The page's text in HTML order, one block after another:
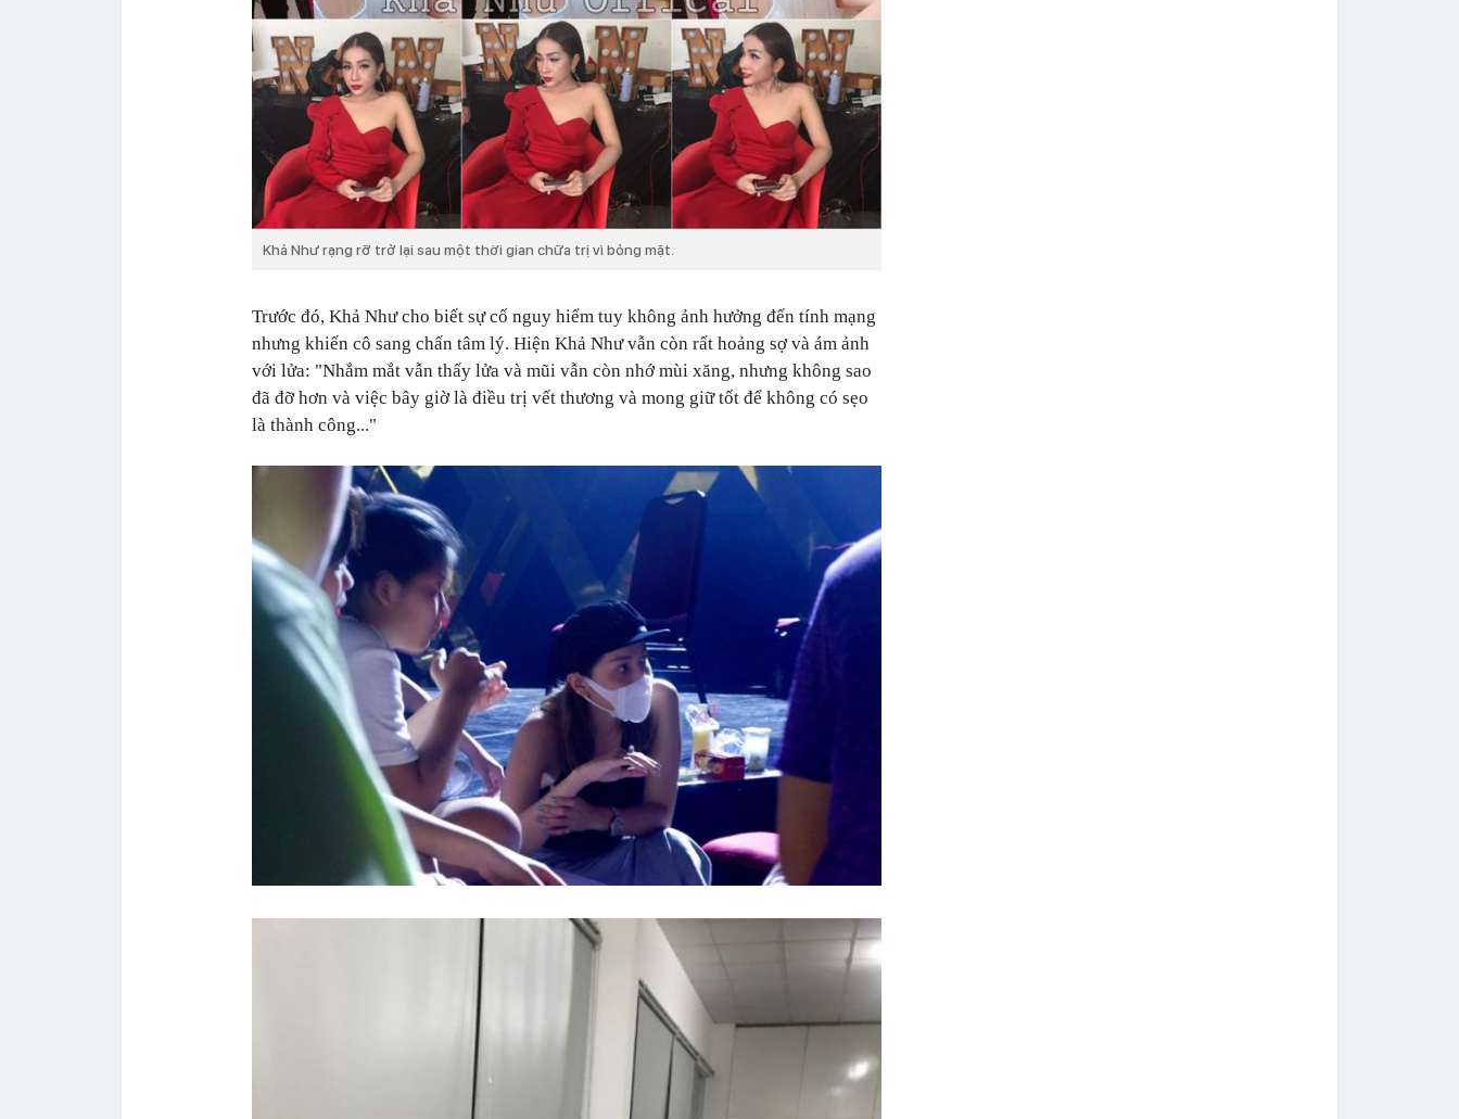
Khả Như rạng rỡ trở lại sau một thời gian chữa trị vì bỏng mặt.
Trước đó, Khả Như cho biết sựcố nguy hiểm tuy không ảnh hưởng đến tính mạng
nhưng khiến cô sang chấn tâm lý. Hiện Khả Như vẫn còn rất hoảng sợ và ám ảnh
với lửa: "Nhắm mắt vẫn thấy lửa và mũi vẫn còn nhớ mùi xăng, nhưng không sao
đã đỡ hơn và việc bây giờ là điều trị vết thương và mong giữ tốt để không có sẹo
là thành công..."